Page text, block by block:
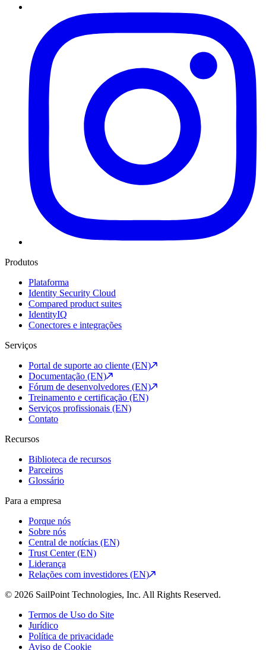
Produtos
Plataforma
Identity Security Cloud
Compared product suites
IdentityIQ
Conectores e integrações
Serviços
Portal de suporte ao cliente (EN)
Documentação (EN)
Fórum de desenvolvedores (EN)
Treinamento e certificação (EN)
Serviços profissionais (EN)
Contato
Recursos
Biblioteca de recursos
Parceiros
Glossário
Para a empresa
Porque nós
Sobre nós
Central de notícias (EN)
Trust Center (EN)
Liderança
Relações com investidores (EN)
© 2026 SailPoint Technologies, Inc. All Rights Reserved.
Termos de Uso do Site
Jurídico
Política de privacidade
Aviso de Cookie